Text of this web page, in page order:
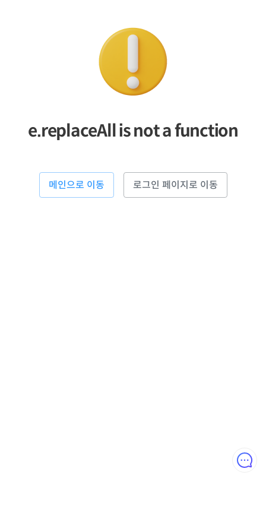
e.replaceAll is not a function
메인으로 이동 로그인 페이지로 이동